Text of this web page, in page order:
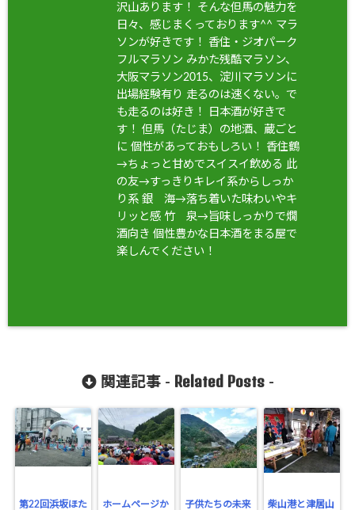
沢山あります！ そんな但馬の魅力を
日々、感じまくっております^^ マラ
ソンが好きです！ 香住・ジオパーク
フルマラソン みかた残酷マラソン、
大阪マラソン2015、淀川マラソンに
出場経験有り 走るのは速くない。で
も走るのは好き！ 日本酒が好きで
す！ 但馬（たじま）の地酒、蔵ごと
に 個性があっておもしろい！ 香住鶴
→ちょっと甘めでスイスイ飲める 此
の友→すっきりキレイ系からしっか
り系 銀 海→落ち着いた味わいやキ
リッと感 竹 泉→旨味しっかりで燗
酒向き 個性豊かな日本酒をまる屋で
楽しんでください！
関連記事 - Related Posts-
第22回浜坂ほた
ホームページか
子供たちの未来
柴山港と津居山